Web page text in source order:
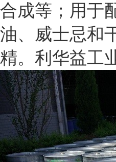
合成等；用于
油、威士忌和
精。利华益工